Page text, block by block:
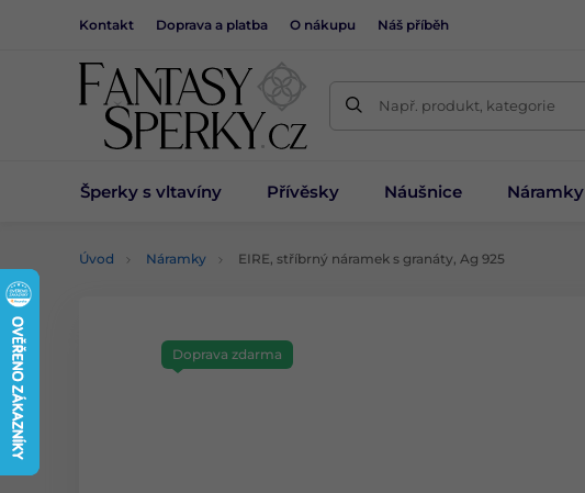
Kontakt Doprava a platba O nákupu Náš příběh
Např. produkt, kategorie
Šperky s vltavíny Přívěsky Náušnice Náramky
Úvod Náramky EIRE, stříbrný náramek s granáty, Ag 925
Doprava zdarma